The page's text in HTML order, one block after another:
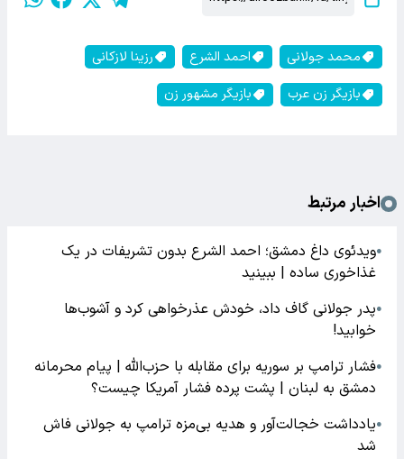
محمد جولانی احمد الشرع
رزینا لازکانی
بازیگر زن عرب
بازیگر مشهور زن
اخبار مرتبط
●ویدئوی داغ دمشق؛ احمد الشرع بدون تشریفات در یک
غذاخوری ساده | ببینید
●پدر جولانی گاف داد، خودش عذرخواهی کرد و آشوب‌ها
خوابید!
●فشار ترامپ بر سوریه برای مقابله با حزب‌الله | پیام محرمانه
دمشق به لبنان | پشت پرده فشار آمریکا چیست؟
●یادداشت خجالت‌آور و هدیه بی‌مزه ترامپ به جولانی فاش
شد